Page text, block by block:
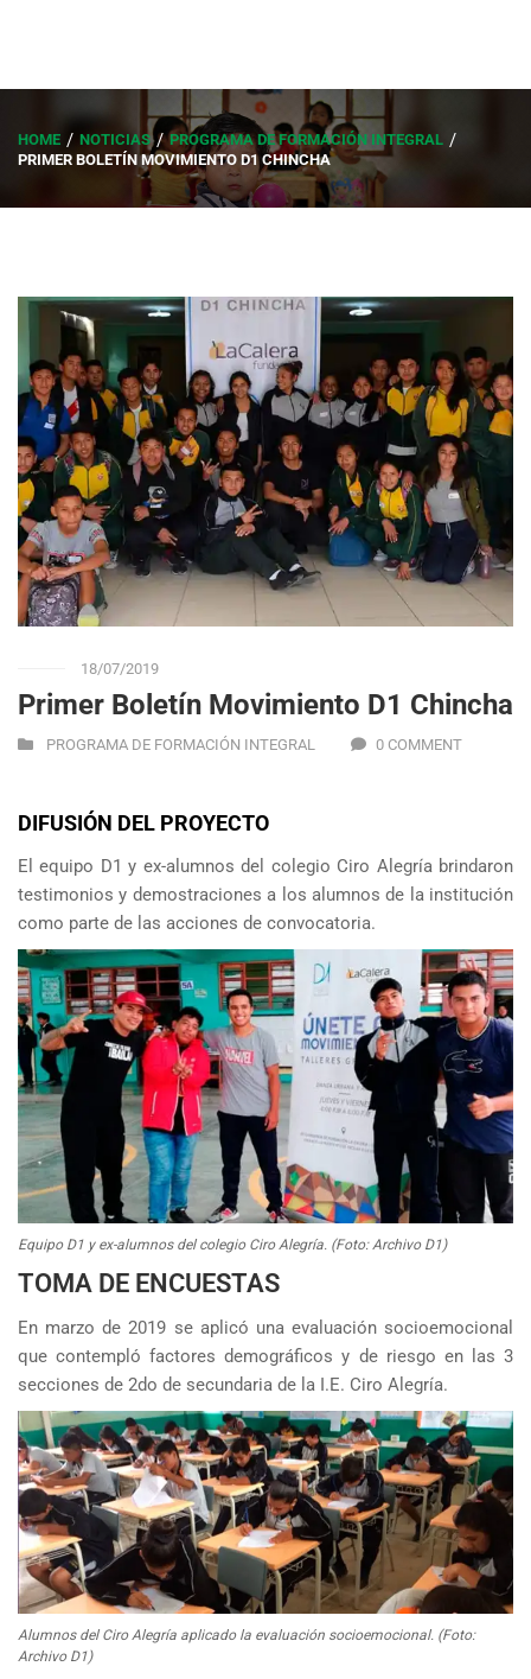
HOME NOTICIAS
PROGRAMA DE FORMACIÓN INTEGRAL
PRIMER BOLETÍN MOVIMIENTO D1 CHINCHA
18/07/2019
Primer Boletín Movimiento D1 Chincha
PROGRAMA DE FORMACIÓN INTEGRAL 0 COMMENT
DIFUSIÓN DEL PROYECTO
El equipo D1 y ex-alumnos del colegio Ciro Alegría brindaron
testimonios y demostraciones a los alumnos de la institución
como parte de las acciones de convocatoria.
Equipo D1 y ex-alumnos del colegio Ciro Alegría. (Foto: Archivo D1)
TOMA DE ENCUESTAS
En marzo de 2019 se aplicó una evaluación socioemocional
que contempló factores demográficos y de riesgo en las 3
secciones de 2do de secundaria de la I.E. Ciro Alegría.
Alumnos del Ciro Alegría aplicado la evaluación socioemocional. (Foto:
Archivo D1)